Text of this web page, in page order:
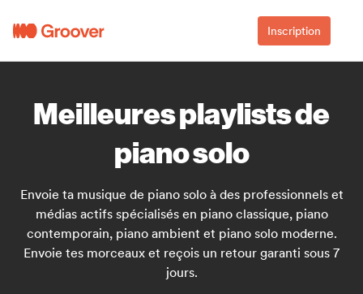
Inscription
Meilleures playlists de
piano solo
Envoie ta musique de piano solo à des professionnels et
médias actifs spécialisés en piano classique, piano
contemporain, piano ambient et piano solo moderne.
Envoie tes morceaux et reçois un retour garanti sous 7
jours.